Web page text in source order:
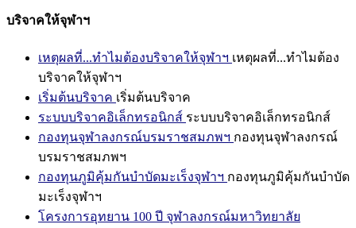
บริจาคให้จุฬาฯ
เหตุผลที่...ทำไมต้องบริจาคให้จุฬาฯ เหตุผลที่...ทำไมต้อง
บริจาคให้จุฬาฯ
เริ่มต้นบริจาค เริ่มต้นบริจาค
ระบบบริจาคอิเล็กทรอนิกส์ ระบบบริจาคอิเล็กทรอนิกส์
กองทุนจุฬาลงกรณ์บรมราชสมภพฯ กองทุนจุฬาลงกรณ์
บรมราชสมภพฯ
กองทุนภูมิคุ้มกันบำบัดมะเร็งจุฬาฯ กองทุนภูมิคุ้มกันบำบัด
มะเร็งจุฬาฯ
โครงการอุทยาน 100 ปี จุฬาลงกรณ์มหาวิทยาลัย